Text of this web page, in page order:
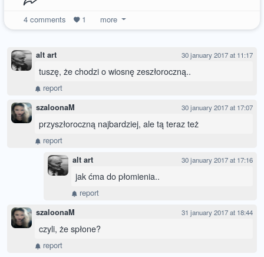
4comments 1 more
alt art 30 january 2017 at 11:17
tuszę, że chodzi o wiosnę zeszłoroczną..
report
szaloonaM 30 january 2017 at 17:07
przyszłoroczną najbardziej, ale tą teraz też
report
alt art 30 january 2017 at 17:16
jak ćma do płomienia..
report
szaloonaM 31 january 2017 at 18:44
czyli, że spłone?
report